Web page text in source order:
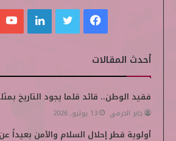
س
ب
و
ي
ت
ر
ن
ك
ت
ي
أحدث المقالات
فقيد الوطن.. قائد قلما يجود التاريخ
جابر الحرمي 13 يوليو, 2026
أولوية قطر إحلال السلام والأمن بعيداً